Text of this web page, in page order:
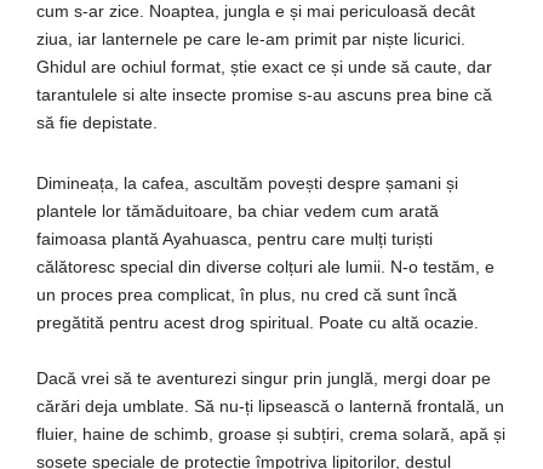
cum s-ar zice. Noaptea, jungla e și mai periculoasă decât
ziua, iar lanternele pe care le-am primit par niște licurici.
Ghidul are ochiul format, știe exact ce și unde să caute, dar
tarantulele si alte insecte promise s-au ascuns prea bine că
să fie depistate.
Dimineața, la cafea, ascultăm povești despre șamani și
plantele lor tămăduitoare, ba chiar vedem cum arată
faimoasa plantă Ayahuasca, pentru care mulți turiști
călătoresc special din diverse colțuri ale lumii. N-o testăm, e
un proces prea complicat, în plus, nu cred că sunt încă
pregătită pentru acest drog spiritual. Poate cu altă ocazie.
Dacă vrei să te aventurezi singur prin junglă, mergi doar pe
cărări deja umblate. Să nu-ți lipsească o lanternă frontală, un
fluier, haine de schimb, groase și subțiri, crema solară, apă și
șosete speciale de protecție împotriva lipitorilor, destul